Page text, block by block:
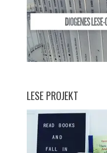
LESE PROJEKT